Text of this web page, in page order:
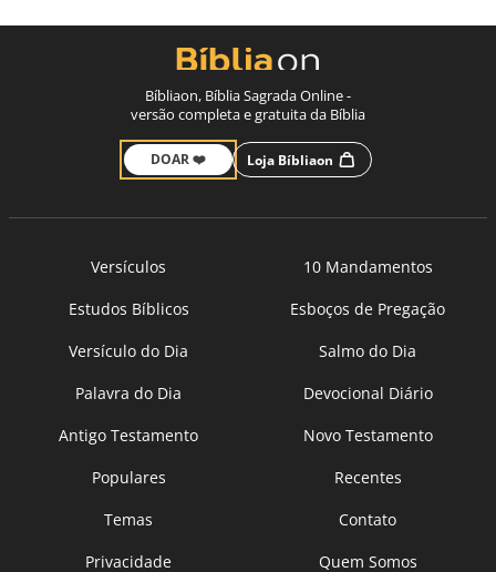
Bíbliaon, Bíblia Sagrada Online -
versão completa e gratuita da Bíblia
DOAR ❤️ Loja Bíbliaon
Versículos
10 Mandamentos
Estudos Bíblicos
Esboços de Pregação
Versículo do Dia
Salmo do Dia
Palavra do Dia
Devocional Diário
Antigo Testamento
Novo Testamento
Populares
Recentes
Temas
Contato
Privacidade
Quem Somos